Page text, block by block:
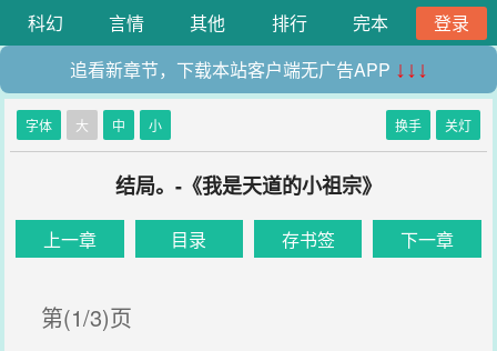
科幻
言情 其他 排行 完本
登录
追看新章节，下载本站客户端无广告APP ↓↓↓
字体 大 中 小 换手 关灯
结局。-《我是天道的小祖宗》
上一章 目录 存书签 下一章
第(1/3)页